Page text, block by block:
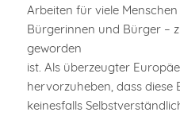
Arbeiten für viele
Bürgerinnen und Bürger –
geworden
ist. Als überzeugter
hervorzuheben, dass diese
keinesfalls